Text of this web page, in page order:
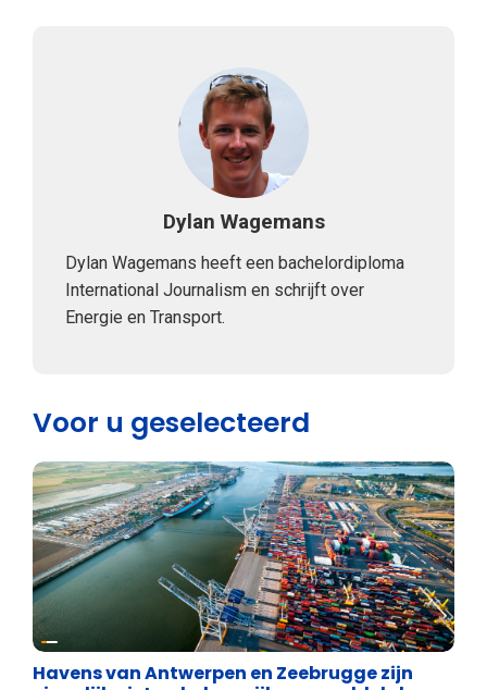
Dylan Wagemans
Dylan Wagemans heeft een bachelordiploma
International Journalism en schrijft over
Energie en Transport.
Voor u geselecteerd
Energie en transport
Havens van Antwerpen en Zeebrugge zijn